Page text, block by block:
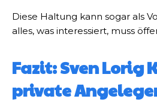
Diese Haltung kann sogar als
alles, was interessiert, muss
Fazit: Sven Lorig
private